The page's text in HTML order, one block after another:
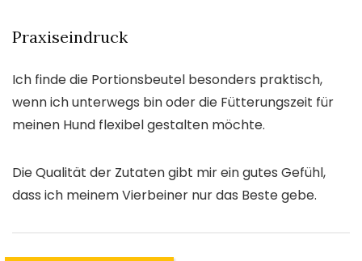
Praxiseindruck
Ich finde die Portionsbeutel besonders praktisch,
wenn ich unterwegs bin oder die Fütterungszeit für
meinen Hund flexibel gestalten möchte.
Die Qualität der Zutaten gibt mir ein gutes Gefühl,
dass ich meinem Vierbeiner nur das Beste gebe.